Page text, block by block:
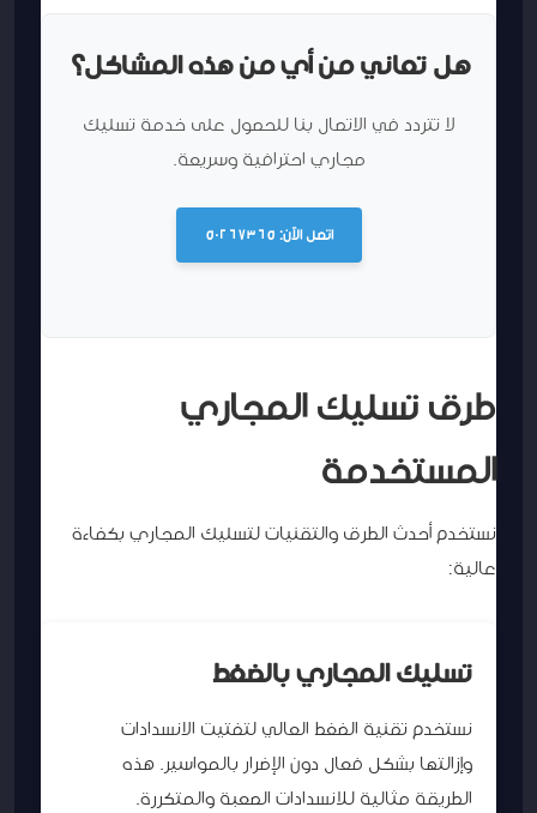
هل تعاني من أي من هذه المشاكل؟
لا تتردد في الاتصال بنا للحصول على خدمة تسليك
مجاري احترافية وسريعة.
اتصل الآن: 50267365
طرق تسليك المجاري
المستخدمة
نستخدم أحدث الطرق والتقنيات لتسليك المجاري بكفاءة
عالية:
تسليك المجاري بالضغط
نستخدم تقنية الضغط العالي لتفتيت الانسدادات
وإزالتها بشكل فعال دون الإضرار بالمواسير. هذه
الطريقة مثالية للانسدادات الصعبة والمتكررة.